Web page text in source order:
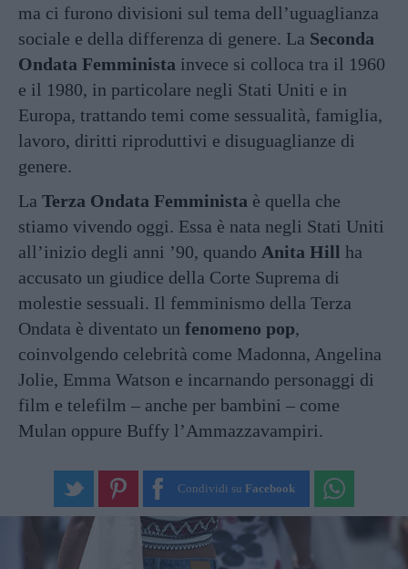
Condividi su Facebook
ma ci furono divisioni sul tema dell’uguaglianza
sociale e della differenza di genere. La Seconda
Ondata Femminista invece si colloca tra il 1960
e il 1980, in particolare negli Stati Uniti e in
Europa, trattando temi come sessualità, famiglia,
lavoro, diritti riproduttivi e disuguaglianze di
genere.
La Terza Ondata Femminista è quella che
stiamo vivendo oggi. Essa è nata negli Stati Uniti
all’inizio degli anni ’90, quando Anita Hill ha
accusato un giudice della Corte Suprema di
molestie sessuali. Il femminismo della Terza
Ondata è diventato un fenomeno pop,
coinvolgendo celebrità come Madonna, Angelina
Jolie, Emma Watson e incarnando personaggi di
film e telefilm – anche per bambini – come
Mulan oppure Buffy l’Ammazzavampiri.